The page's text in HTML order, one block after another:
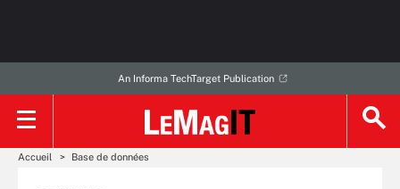
An Informa TechTarget Publication
Accueil Base de données